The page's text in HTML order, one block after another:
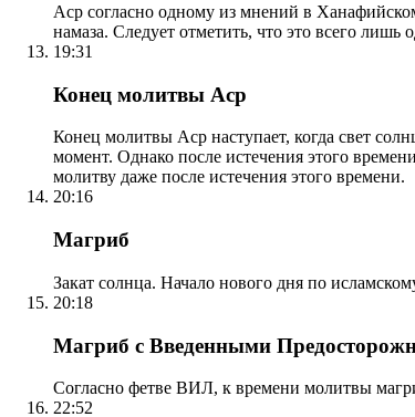
Аср согласно одному из мнений в
намаза. Следует отметить, что это всего
19:31
Конец молитвы Аср
Конец молитвы Аср наступает, когда свет
момент. Однако после истечения этого
молитву даже после истечения этого времени.
20:16
Магриб
Закат солнца. Начало нового дня по
20:18
Магриб с Введенными
Согласно фетве ВИЛ, к времени молитвы
22:52